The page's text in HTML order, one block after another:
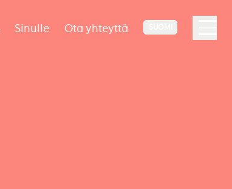
Sinulle Ota yhteyttä